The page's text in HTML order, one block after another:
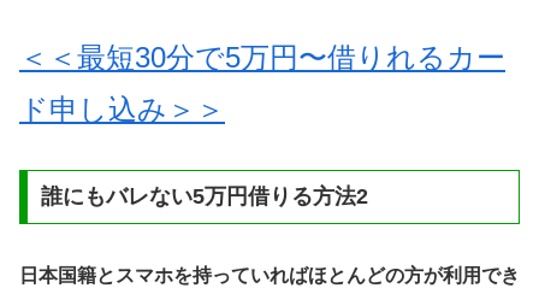
＜＜最短30分で5万円〜借りれるカー
ド申し込み＞＞
誰にもバレない5万円借りる方法2
日本国籍とスマホを持っていればほとんどの方が利用でき